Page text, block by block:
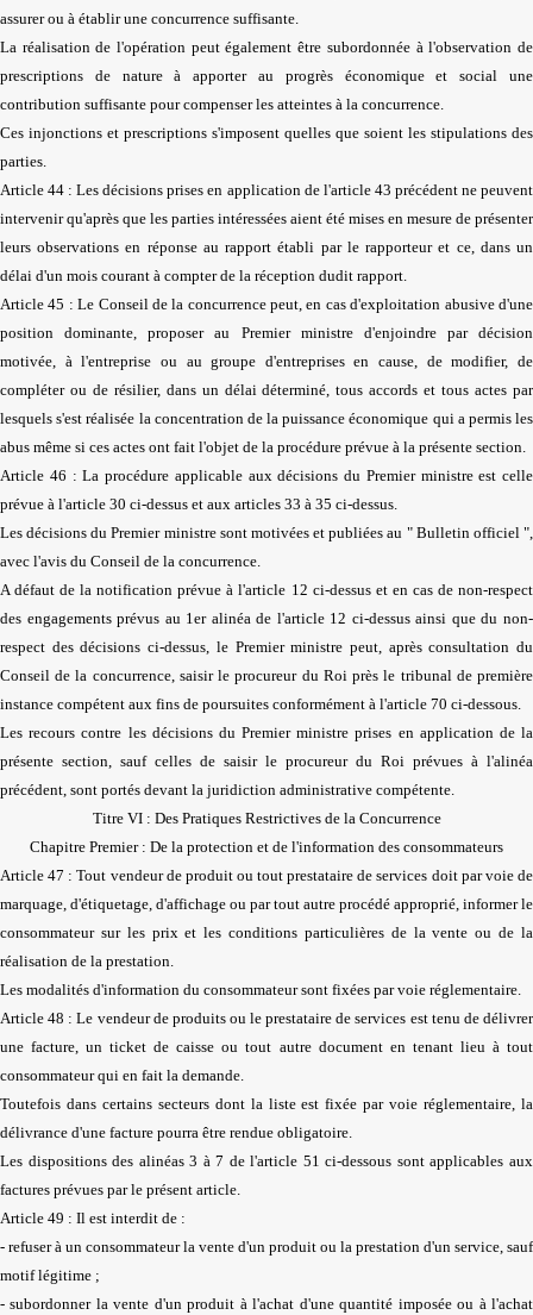
assurer ou à établir une concurrence suffisante.
La réalisation de l'opération peut également être subordonnée à l'observation de
prescriptions de nature à apporter au progrès économique et social une
contribution suffisante pour compenser les atteintes à la concurrence.
Ces injonctions et prescriptions s'imposent quelles que soient les stipulations des
parties.
Article 44 : Les décisions prises en application de l'article 43 précédent ne peuvent
intervenir qu'après que les parties intéressées aient été mises en mesure de présenter
leurs observations en réponse au rapport établi par le rapporteur et ce, dans un
délai d'un mois courant à compter de la réception dudit rapport.
Article 45 : Le Conseil de la concurrence peut, en cas d'exploitation abusive d'une
position dominante, proposer au Premier ministre d'enjoindre par décision
motivée, à l'entreprise ou au groupe d'entreprises en cause, de modifier, de
compléter ou de résilier, dans un délai déterminé, tous accords et tous actes par
lesquels s'est réalisée la concentration de la puissance économique qui a permis les
abus même si ces actes ont fait l'objet de la procédure prévue à la présente section.
Article 46 : La procédure applicable aux décisions du Premier ministre est celle
prévue à l'article 30 ci-dessus et aux articles 33 à 35 ci-dessus.
Les décisions du Premier ministre sont motivées et publiées au " Bulletin officiel ",
avec l'avis du Conseil de la concurrence.
A défaut de la notification prévue à l'article 12 ci-dessus et en cas de non-respect
des engagements prévus au 1er alinéa de l'article 12 ci-dessus ainsi que du non-
respect des décisions ci-dessus, le Premier ministre peut, après consultation du
Conseil de la concurrence, saisir le procureur du Roi près le tribunal de première
instance compétent aux fins de poursuites conformément à l'article 70 ci-dessous.
Les recours contre les décisions du Premier ministre prises en application de la
présente section, sauf celles de saisir le procureur du Roi prévues à l'alinéa
précédent, sont portés devant la juridiction administrative compétente.
Titre VI : Des Pratiques Restrictives de la Concurrence
Chapitre Premier : De la protection et de l'information des consommateurs
Article 47 : Tout vendeur de produit ou tout prestataire de services doit par voie de
marquage, d'étiquetage, d'affichage ou par tout autre procédé approprié, informer le
consommateur sur les prix et les conditions particulières de la vente ou de la
réalisation de la prestation.
Les modalités d'information du consommateur sont fixées par voie réglementaire.
Article 48 : Le vendeur de produits ou le prestataire de services est tenu de délivrer
une facture, un ticket de caisse ou tout autre document en tenant lieu à tout
consommateur qui en fait la demande.
Toutefois dans certains secteurs dont la liste est fixée par voie réglementaire, la
délivrance d'une facture pourra être rendue obligatoire.
Les dispositions des alinéas 3 à 7 de l'article 51 ci-dessous sont applicables aux
factures prévues par le présent article.
Article 49 : Il est interdit de :
- refuser à un consommateur la vente d'un produit ou la prestation d'un service, sauf
motif légitime ;
- subordonner la vente d'un produit à l'achat d'une quantité imposée ou à l'achat